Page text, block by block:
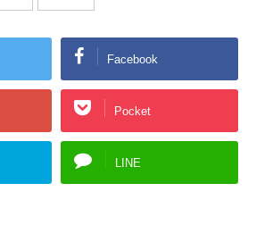
Facebook
Pocket
LINE